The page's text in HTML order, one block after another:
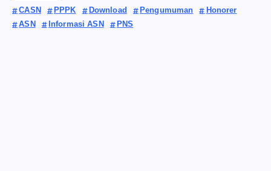
CASN PPPK Download Pengumuman
Honorer
ASN
Informasi ASN PNS